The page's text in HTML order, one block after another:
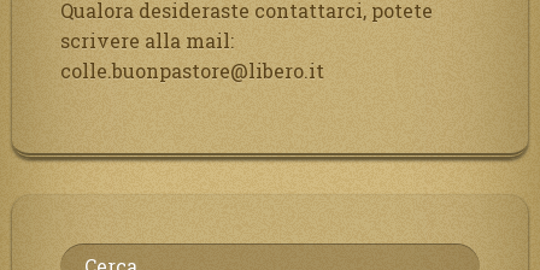
Qualora desideraste contattarci, potete
scrivere alla mail:
colle.buonpastore@libero.it
Ricerca